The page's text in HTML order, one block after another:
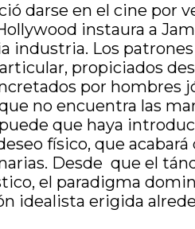
darse en el cine por
instaura a
industria. Los
propiciados
por hombres
no encuentra las
que haya
físico, que
Desde que el
el paradigma
erigida